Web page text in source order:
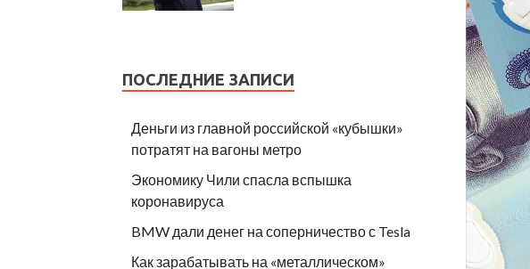
ПОСЛЕДНИЕ ЗАПИСИ
Деньги из главной российской «кубышки»
потратят на вагоны метро
Экономику Чили спасла вспышка
коронавируса
BMW дали денег на соперничество с Tesla
Как зарабатывать на «металлическом»